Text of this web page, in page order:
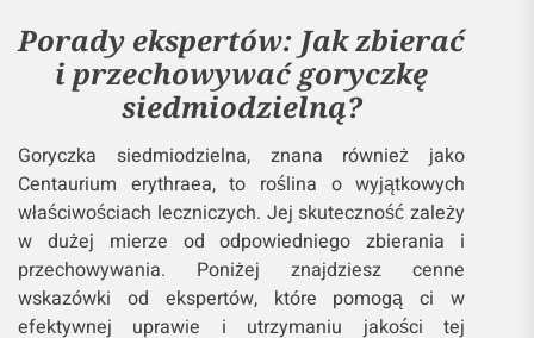
Porady ekspertów: Jak zbierać
i przechowywać goryczkę
siedmiodzielną?
Goryczka siedmiodzielna, znana również jako
Centaurium erythraea, to roślina o wyjątkowych
właściwościach leczniczych. Jej skuteczność zależy
w dużej mierze od odpowiedniego zbierania i
przechowywania. Poniżej znajdziesz cenne
wskazówki od ekspertów, które pomogą ci w
efektywnej uprawie i utrzymaniu jakości tej